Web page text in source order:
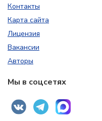
Контакты
Карта сайта
Лицензия
Вакансии
Авторы
Мы в соцсетях